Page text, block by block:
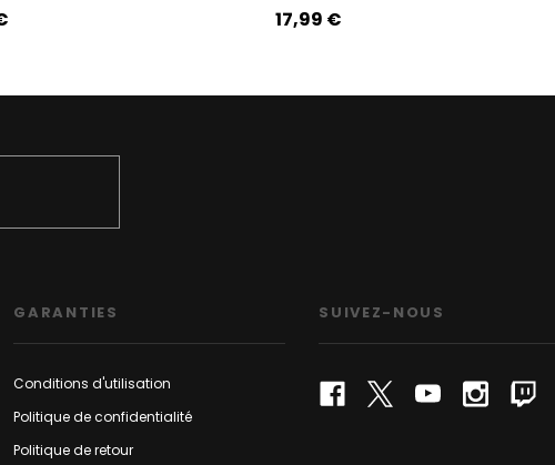
17,99‎ ‎€
GARANTIES
Conditions d'utilisation
Politique de confidentialité
Politique de retour
SUIVEZ-NOUS